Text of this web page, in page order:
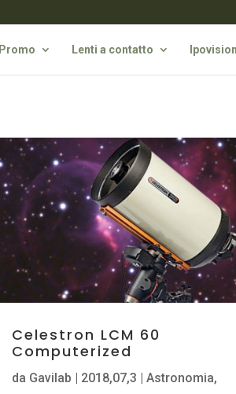
Promo Lenti a contatto
Celestron LCM 60
Computerized
da Gavilab 2018,07,3 Astronomia,